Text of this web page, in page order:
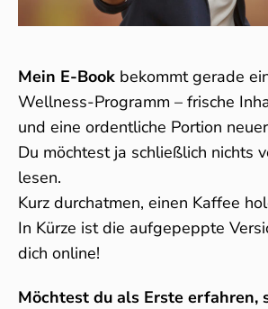
Mein E-Book bekommt gerade
Wellness-Programm – frische
und eine ordentliche Portion
Du möchtest ja schließlich nichts
lesen.
Kurz durchatmen, einen Kaffee
In Kürze ist die aufgepeppte
dich online!
Möchtest du als Erste erfahren,